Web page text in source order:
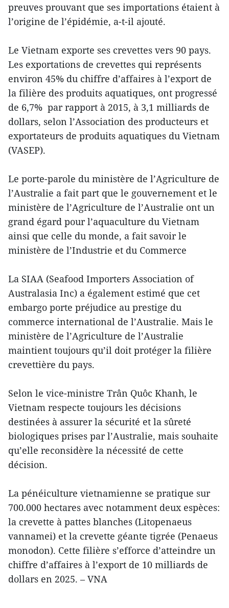
preuves prouvant que ses importations étaient à
l’origine de l’épidémie, a-t-il ajouté.
Le Vietnam exporte ses crevettes vers 90 pays.
Les exportations de crevettes qui représents
environ 45% du chiffre d’affaires à l’export de
la filière des produits aquatiques, ont progressé
de 6,7% par rapport à 2015, à 3,1 milliards de
dollars, selon l’Association des producteurs et
exportateurs de produits aquatiques du Vietnam
(VASEP).
Le porte-parole du ministère de l’Agriculture de
l’Australie a fait part que le gouvernement et le
ministère de l’Agriculture de l’Australie ont un
grand égard pour l’aquaculture du Vietnam
ainsi que celle du monde, a fait savoir le
ministère de l’Industrie et du Commerce
La SIAA (Seafood Importers Association of
Australasia Inc) a également estimé que cet
embargo porte préjudice au prestige du
commerce international de l’Australie. Mais le
ministère de l’Agriculture de l’Australie
maintient toujours qu’il doit protéger la filière
crevettière du pays.
Selon le vice-ministre Trân Quôc Khanh, le
Vietnam respecte toujours les décisions
destinées à assurer la sécurité et la sûreté
biologiques prises par l’Australie, mais souhaite
qu’elle reconsidère la nécessité de cette
décision.
La pénéiculture vietnamienne se pratique sur
700.000 hectares avec notamment deux espèces:
la crevette à pattes blanches (Litopenaeus
vannamei) et la crevette géante tigrée (Penaeus
monodon). Cette filière s’efforce d’atteindre un
chiffre d’affaires à l’export de 10 milliards de
dollars en 2025. – VNA